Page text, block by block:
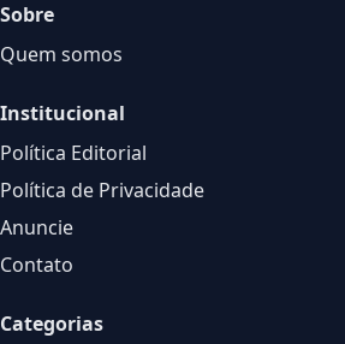
Sobre
Quem somos
Institucional
Política Editorial
Política de Privacidade
Anuncie
Contato
Categorias